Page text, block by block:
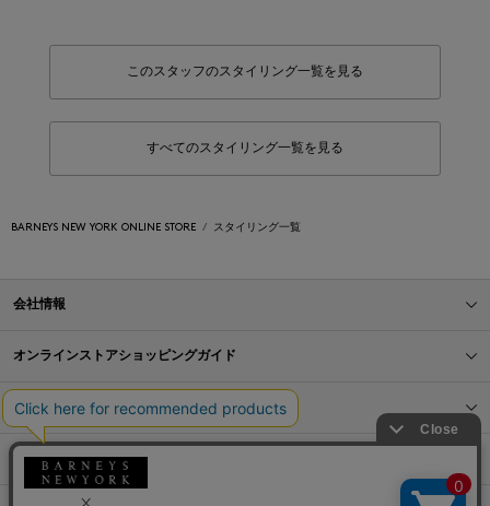
このスタッフのスタイリング一覧を見る
すべてのスタイリング一覧を見る
BARNEYS NEW YORK ONLINE STORE スタイリング一覧
会社情報
オンラインストアショッピングガイド
店舗情報
サービス